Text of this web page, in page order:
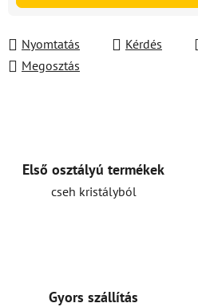
Nyomtatás Kérdés
Megosztás
Első osztályú termékek
cseh kristályból
Gyors szállítás